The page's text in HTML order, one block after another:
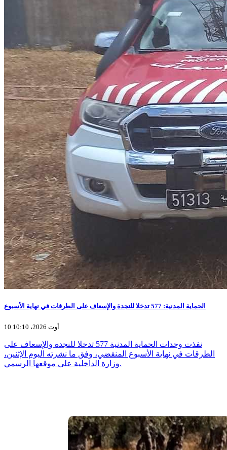
الحماية المدنية: 577 تدخلا للنجدة والإسعاف على الطرقات في نهاية الأسبوع
10 أوت 2026، 10:10
نفذت وحدات الحماية المدنية 577 تدخلا للنجدة والإسعاف على
الطرقات في نهاية الأسبوع المنقضي، وفق ما نشرته اليوم الإثنين،
وزارة الداخلية على موقعها الرسمي.